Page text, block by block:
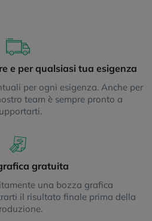
e per qualsiasi tua esigenza
per ogni esigenza. Anche per
team è sempre pronto a
gratuita
una bozza grafica
il risultato finale prima della